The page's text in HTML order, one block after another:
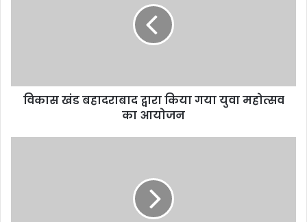
विकास खंड बहादराबाद द्वारा किया गया युवा महोत्सव
का आयोजन